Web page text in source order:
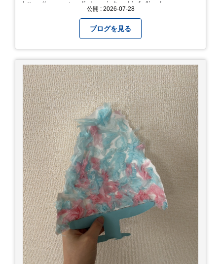
https://www.steerlink.co.jp/truckinfo/live/
公開 : 2026-07-28
ブログを見る